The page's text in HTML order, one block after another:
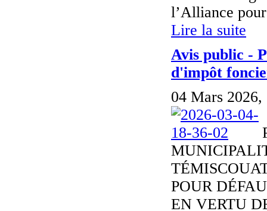
l’Alliance
Lire la suite
Avis public -
d'impôt
04 Mars 2026,
POUR
EN VERTU